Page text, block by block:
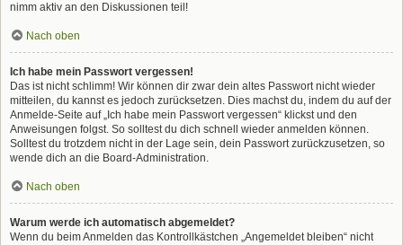
nimm aktiv an den Diskussionen teil!
Nach oben
Ich habe mein Passwort vergessen!
Das ist nicht schlimm! Wir können dir zwar dein altes Passwort nicht wieder
mitteilen, du kannst es jedoch zurücksetzen. Dies machst du, indem du auf der
Anmelde-Seite auf „Ich habe mein Passwort vergessen“ klickst und den
Anweisungen folgst. So solltest du dich schnell wieder anmelden können.
Solltest du trotzdem nicht in der Lage sein, dein Passwort zurückzusetzen, so
wende dich an die Board-Administration.
Nach oben
Warum werde ich automatisch abgemeldet?
Wenn du beim Anmelden das Kontrollkästchen „Angemeldet bleiben“ nicht